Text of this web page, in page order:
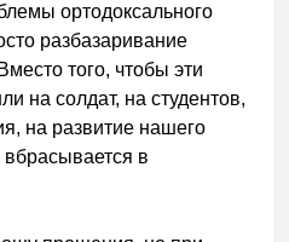
ортодоксального
разбазаривание
того, чтобы эти
на солдат, на студентов,
на развитие нашего
вбрасывается в